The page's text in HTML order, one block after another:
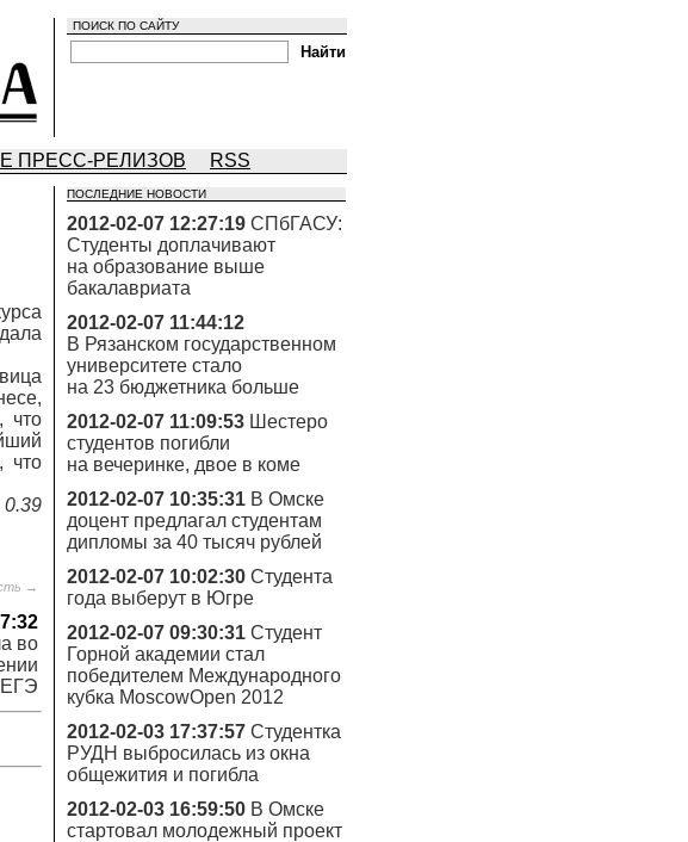
ПОИСК ПО САЙТУ
ПРЕСС-РЕЛИЗОВ RSS
что
что
0.39
→
во
ЕГЭ
ПОСЛЕДНИЕ НОВОСТИ
2012-02-07 12:27:19 СПбГАСУ:
Студенты доплачивают
на образование выше
бакалавриата
2012-02-07 11:44:12
В Рязанском государственном
университете стало
на 23 бюджетника больше
2012-02-07 11:09:53 Шестеро
студентов погибли
на вечеринке, двое в коме
2012-02-07 10:35:31 В Омске
доцент предлагал студентам
дипломы за 40 тысяч рублей
2012-02-07 10:02:30 Студента
года выберут в Югре
2012-02-07 09:30:31 Студент
Горной академии стал
победителем Международного
кубка MoscowOpen 2012
2012-02-03 17:37:57 Студентка
РУДН выбросилась из окна
общежития и погибла
2012-02-03 16:59:50 В Омске
стартовал молодежный проект